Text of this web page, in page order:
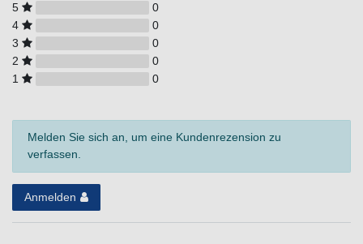
5
0
4
0
3
0
2
0
1
0
Melden Sie sich an, um eine Kundenrezension zu
verfassen.
Anmelden